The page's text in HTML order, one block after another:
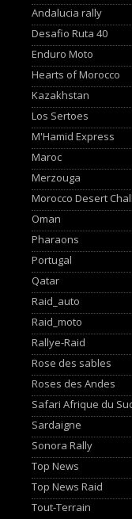
Andalucia rally
Desafio Ruta 40
Enduro Moto
Hearts of Morocco
Kazakhstan
Los Sertoes
M'Hamid Express
Maroc
Merzouga
Morocco Desert
Oman
Pharaons
Portugal
Qatar
Raid_auto
Raid_moto
Rallye-Raid
Rose des sables
Roses des Andes
Safari Afrique du
Sardaigne
Sonora Rally
Top News
Top News Raid
Tout-Terrain